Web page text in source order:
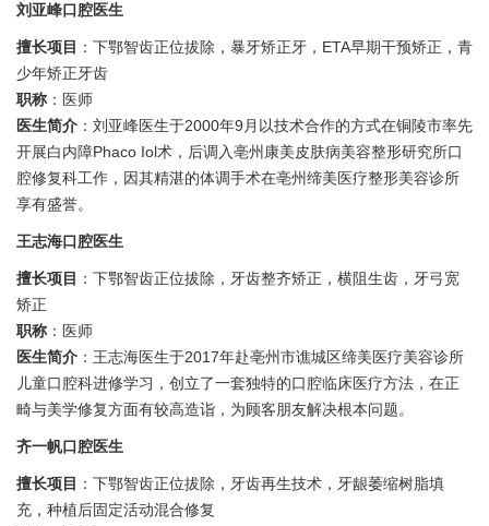
刘亚峰口腔医生
擅长项目 ：下鄂智齿正位拔除，暴牙矫正牙，ETA早期干预矫正，青
少年矫正牙齿
职称 ：医师
医生简介 ：刘亚峰医生于2000年9月以技术合作的方式在铜陵市率先
开展白内障Phaco Iol术，后调入亳州康美皮肤病美容整形研究所口
腔修复科工作，因其精湛的体调手术在亳州缔美医疗整形美容诊所
享有盛誉。
王志海口腔医生
擅长项目 ：下鄂智齿正位拔除，牙齿整齐矫正，横阻生齿，牙弓宽
矫正
职称 ：医师
医生简介 ：王志海医生于2017年赴亳州市谯城区缔美医疗美容诊所
儿童口腔科进修学习，创立了一套独特的口腔临床医疗方法，在正
畸与美学修复方面有较高造诣，为顾客朋友解决根本问题。
齐一帆口腔医生
擅长项目 ：下鄂智齿正位拔除，牙齿再生技术，牙龈萎缩树脂填
充，种植后固定活动混合修复